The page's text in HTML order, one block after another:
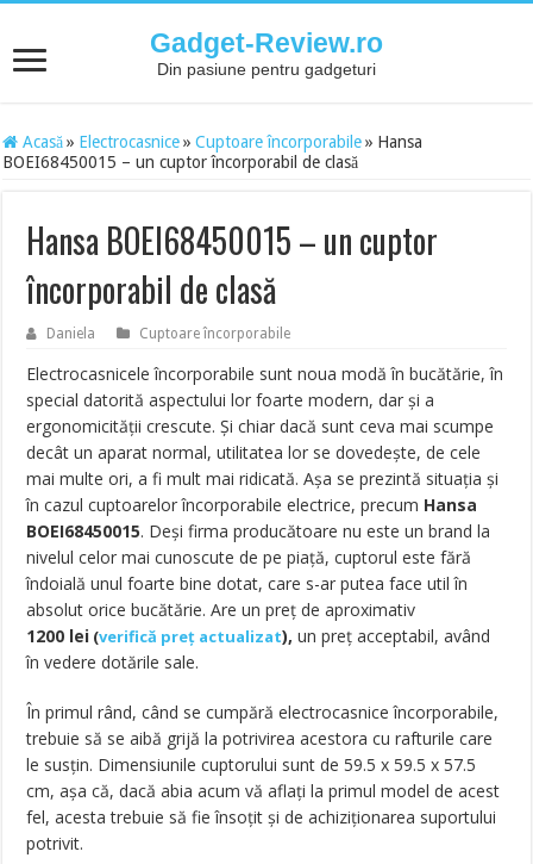
Gadget-Review.ro
Din pasiune pentru gadgeturi
Acasă » Electrocasnice » Cuptoare încorporabile » Hansa
BOEI68450015 – un cuptor încorporabil de clasă
Hansa BOEI68450015 – un cuptor
încorporabil de clasă
Daniela Cuptoare încorporabile
Electrocasnicele încorporabile sunt noua modă în bucătărie, în
special datorită aspectului lor foarte modern, dar şi a
ergonomicităţii crescute. Şi chiar dacă sunt ceva mai scumpe
decât un aparat normal, utilitatea lor se dovedeşte, de cele
mai multe ori, a fi mult mai ridicată. Aşa se prezintă situaţia şi
în cazul cuptoarelor încorporabile electrice, precum Hansa
BOEI68450015. Deşi firma producătoare nu este un brand la
nivelul celor mai cunoscute de pe piaţă, cuptorul este fără
îndoială unul foarte bine dotat, care s-ar putea face util în
absolut orice bucătărie. Are un preț de aproximativ
1200 lei (verifică preț actualizat),un preț acceptabil, având
în vedere dotările sale.
În primul rând, când se cumpără electrocasnice încorporabile,
trebuie să se aibă grijă la potrivirea acestora cu rafturile care
le susţin. Dimensiunile cuptorului sunt de 59.5 x 59.5 x 57.5
cm, aşa că, dacă abia acum vă aflaţi la primul model de acest
fel, acesta trebuie să fie însoţit şi de achiziţionarea suportului
potrivit.